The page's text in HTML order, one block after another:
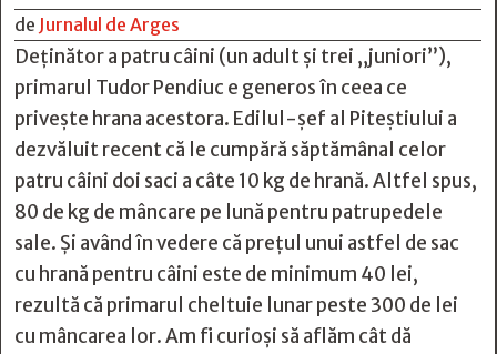
de Jurnalul de Arges
Deținător a patru câini (un adult și trei „juniori”),
primarul Tudor Pendiuc e generos în ceea ce
privește hrana acestora. Edilul-șef al Piteștiului a
dezvăluit recent că le cumpără săptămânal celor
patru câini doi saci a câte 10 kg de hrană. Altfel spus,
80 de kg de mâncare pe lună pentru patrupedele
sale. Și având în vedere că prețul unui astfel de sac
cu hrană pentru câini este de minimum 40 lei,
rezultă că primarul cheltuie lunar peste 300 de lei
cu mâncarea lor. Am fi curioși să aflăm cât dă